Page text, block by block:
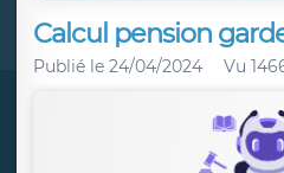
Calcul pension
Publié le 24/04/2024 Vu